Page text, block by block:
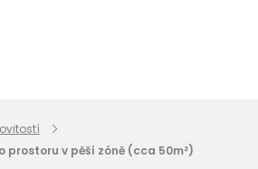
prostoru v pěší zóně (cca 50m²)